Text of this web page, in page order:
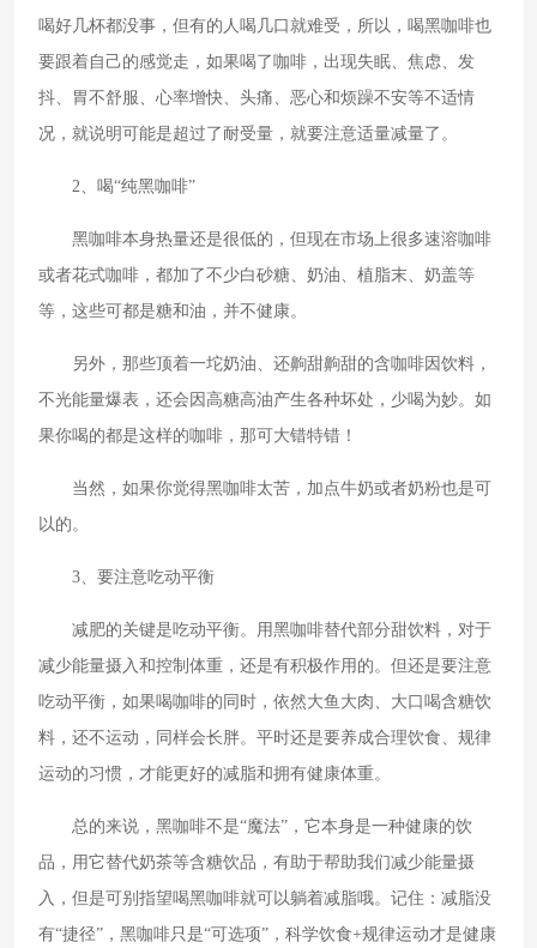
喝好几杯都没事，但有的人喝几口就难受，所以，喝黑咖啡也
要跟着自己的感觉走，如果喝了咖啡，出现失眠、焦虑、发
抖、胃不舒服、心率增快、头痛、恶心和烦躁不安等不适情
况，就说明可能是超过了耐受量，就要注意适量减量了。
2、喝“纯黑咖啡”
黑咖啡本身热量还是很低的，但现在市场上很多速溶咖啡
或者花式咖啡，都加了不少白砂糖、奶油、植脂末、奶盖等
等，这些可都是糖和油，并不健康。
另外，那些顶着一坨奶油、还齁甜齁甜的含咖啡因饮料，
不光能量爆表，还会因高糖高油产生各种坏处，少喝为妙。如
果你喝的都是这样的咖啡，那可大错特错！
当然，如果你觉得黑咖啡太苦，加点牛奶或者奶粉也是可
以的。
3、要注意吃动平衡
减肥的关键是吃动平衡。用黑咖啡替代部分甜饮料，对于
减少能量摄入和控制体重，还是有积极作用的。但还是要注意
吃动平衡，如果喝咖啡的同时，依然大鱼大肉、大口喝含糖饮
料，还不运动，同样会长胖。平时还是要养成合理饮食、规律
运动的习惯，才能更好的减脂和拥有健康体重。
总的来说，黑咖啡不是“魔法”，它本身是一种健康的饮
品，用它替代奶茶等含糖饮品，有助于帮助我们减少能量摄
入，但是可别指望喝黑咖啡就可以躺着减脂哦。记住：减脂没
有“捷径”，黑咖啡只是“可选项”，科学饮食+规律运动才是健康